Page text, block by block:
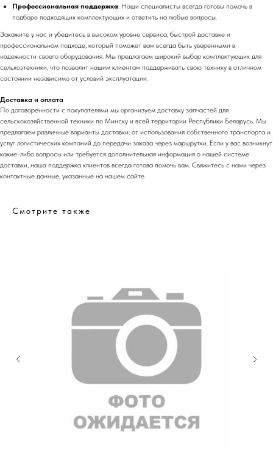
Профессиональная поддержка: Наши специалисты всегда готовы помочь в
подборе подходящих комплектующих и ответить на любые вопросы.
Закажите у нас и убедитесь в высоком уровне сервиса, быстрой доставке и
профессиональном подходе, который поможет вам всегда быть уверенными в
надежности своего оборудования. Мы предлагаем широкий выбор комплектующих для
сельхозтехники, что позволит нашим клиентам поддерживать свою технику в отличном
состоянии независимо от условий эксплуатации.
Доставка и оплата
По договоренности с покупателями мы организуем доставку запчастей для
сельскохозяйственной техники по Минску и всей территории Республики Беларусь. Мы
предлагаем различные варианты доставки: от использования собственного транспорта и
услуг логистических компаний до передачи заказа через маршрутки. Если у вас возникнут
какие-либо вопросы или требуется дополнительная информация о нашей системе
доставки, наша поддержка клиентов всегда готова помочь вам. Свяжитесь с нами через
контактные данные, указанные на нашем сайте.
Смотрите также